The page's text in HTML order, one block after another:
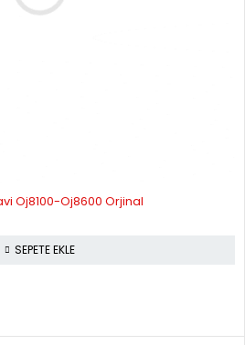
Oj8100-Oj8600 Orjinal
SEPETE EKLE